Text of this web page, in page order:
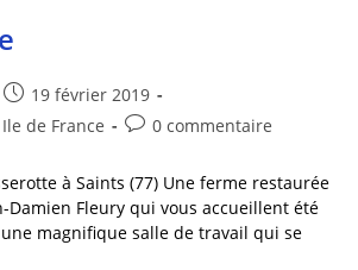
19 février 2019
Ile de France 0 commentaire
à Saints (77) Une ferme restaurée
Damien Fleury qui vous accueillent été
magnifique salle de travail qui se